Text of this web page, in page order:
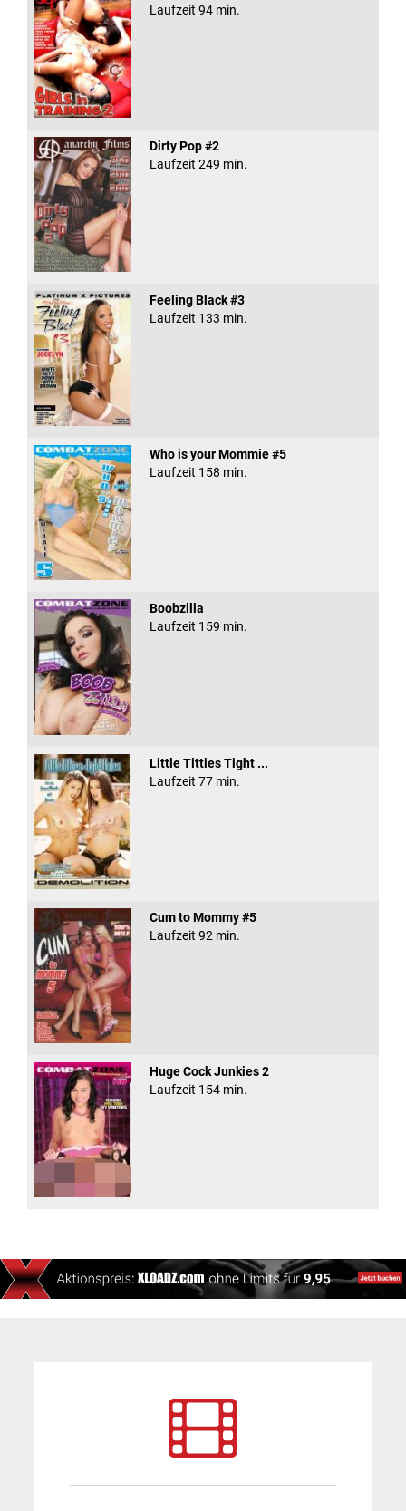
Laufzeit 94 min.
Dirty Pop #2
Laufzeit 249 min.
Feeling Black #3
Laufzeit 133 min.
Who is your Mommie #5
Laufzeit 158 min.
Boobzilla
Laufzeit 159 min.
Little Titties Tight ...
Laufzeit 77 min.
Cum to Mommy #5
Laufzeit 92 min.
Huge Cock Junkies 2
Laufzeit 154 min.